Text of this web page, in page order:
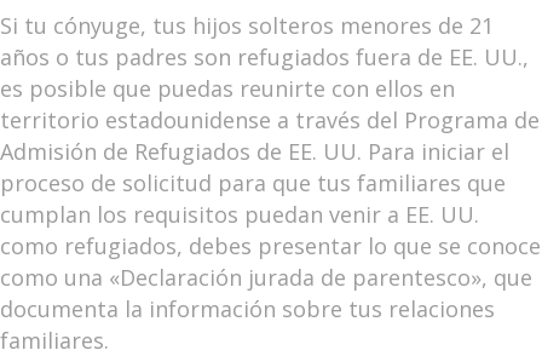
Si tu cónyuge, tus hijos solteros menores de 21
años o tus padres son refugiados fuera de EE. UU.,
es posible que puedas reunirte con ellos en
territorio estadounidense a través del Programa de
Admisión de Refugiados de EE. UU. Para iniciar el
proceso de solicitud para que tus familiares que
cumplan los requisitos puedan venir a EE. UU.
como refugiados, debes presentar lo que se conoce
como una «Declaración jurada de parentesco», que
documenta la información sobre tus relaciones
familiares.